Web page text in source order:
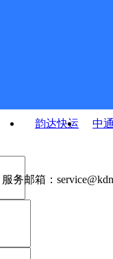
韵达快运
中
服务邮箱：